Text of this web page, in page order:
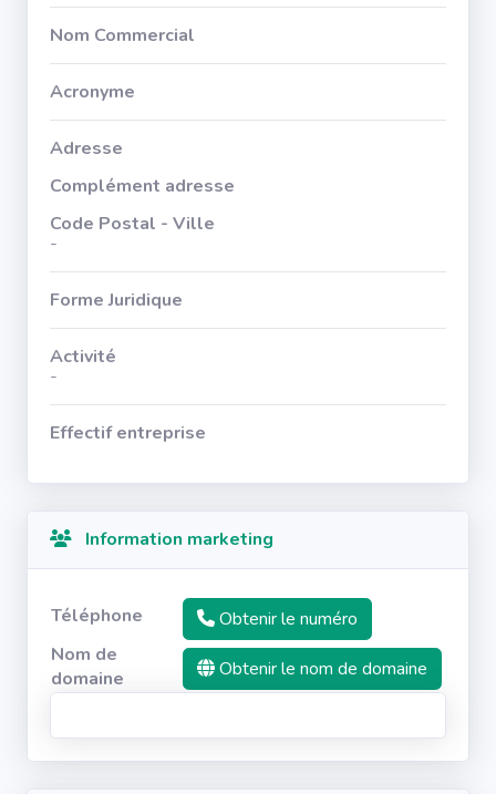
Nom Commercial
Acronyme
Adresse
Complément adresse
Code Postal - Ville
-
Forme Juridique
Activité
-
Effectif entreprise
Information marketing
Téléphone
Obtenir le numéro
Nom de
domaine
Obtenir le nom de domaine